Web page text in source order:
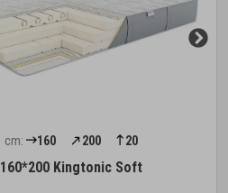
cm: 160 200 20
160*200 Kingtonic Soft